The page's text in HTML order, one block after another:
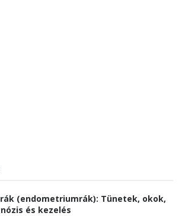
(endometriumrák): Tünetek, okok,
és kezelés